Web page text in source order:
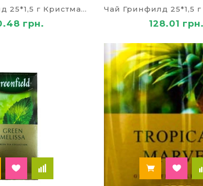
Чай Гринфилд 25*1,5 г Кристмас Мистери
грн. 128.01 грн.